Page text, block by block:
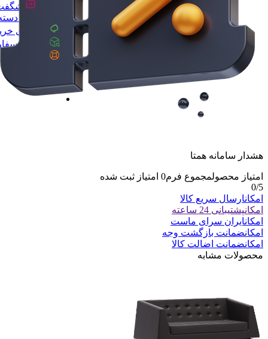
همه
راهنمای
پیگیری
هشدار سامانه همتا
امتیاز محصولمجموع فرم0 امتیاز ثبت شده
0/5
امکانارسال سریع کالا
امکانپشتیبانی 24 ساعته
امکانایران سرای ماست
امکانضمانت بازگشت وجه
امکانضمانت اضالت کالا
محصولات مشابه